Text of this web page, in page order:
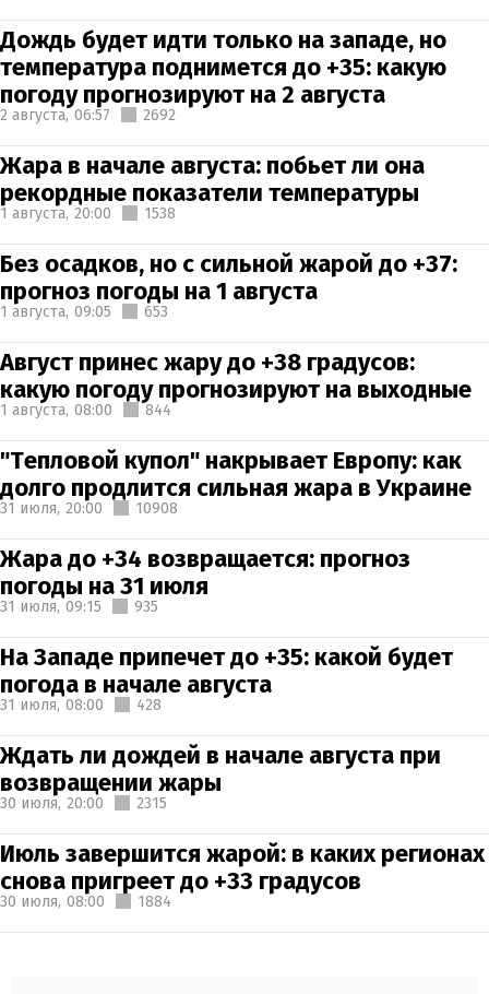
Дождь будет идти только на западе, но
температура поднимется до +35: какую
погоду прогнозируют на 2 августа
2 августа, 06:57 2692
Жара в начале августа: побьет ли она
рекордные показатели температуры
1 августа, 20:00 1538
Без осадков, но с сильной жарой до +37:
прогноз погоды на 1 августа
1 августа, 09:05 653
Август принес жару до +38 градусов:
какую погоду прогнозируют на выходные
1 августа, 08:00 844
"Тепловой купол" накрывает Европу: как
долго продлится сильная жара в Украине
31 июля, 20:00 10908
Жара до +34 возвращается: прогноз
погоды на 31 июля
31 июля, 09:15 935
На Западе припечет до +35: какой будет
погода в начале августа
31 июля, 08:00 428
Ждать ли дождей в начале августа при
возвращении жары
30 июля, 20:00 2315
Июль завершится жарой: в каких регионах
снова пригреет до +33 градусов
30 июля, 08:00 1884